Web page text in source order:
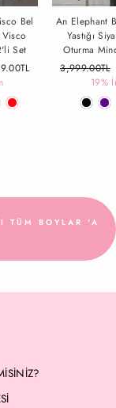
Bel
Visco
Set
An Elephant
Yastığı
Oturma
Fiyat
3,999.00TL
19%
TÜM BOYLAR 'A